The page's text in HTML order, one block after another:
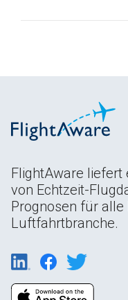
FlightAware liefert
von Echtzeit-
Prognosen für alle
Luftfahrtbranche.